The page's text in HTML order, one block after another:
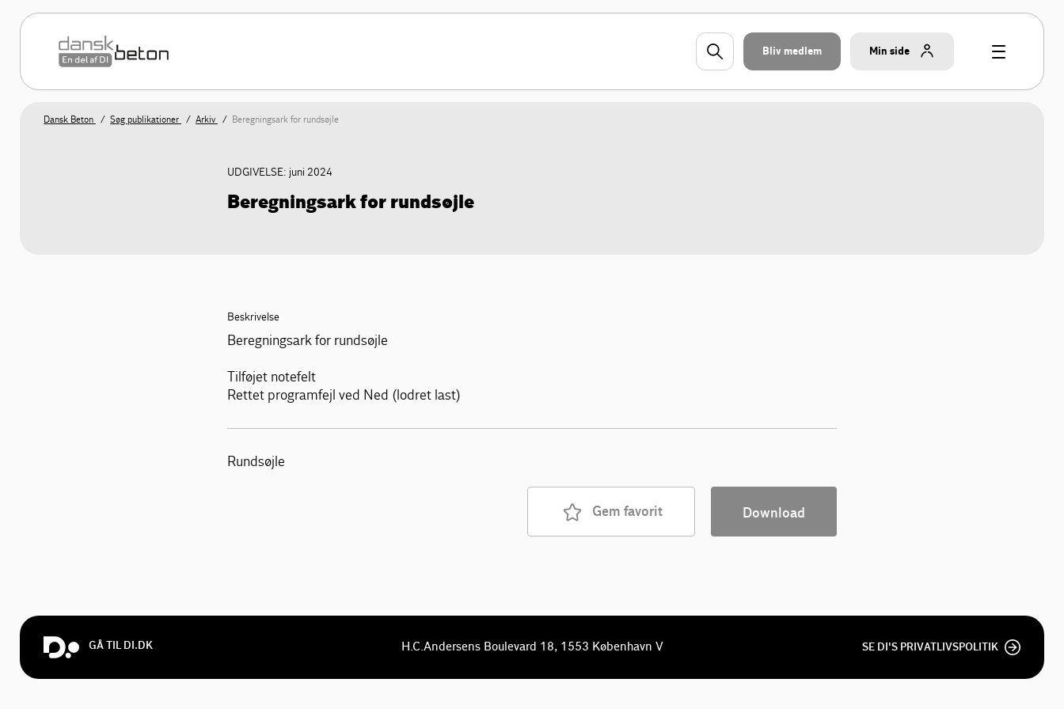
Bliv medlem Min side
Dansk Beton Søg publikationer Arkiv Beregningsark for rundsøjle
UDGIVELSE: juni 2024
Beregningsark for rundsøjle
Beskrivelse
Beregningsark for rundsøjle
Tilføjet notefelt
Rettet programfejl ved Ned (lodret last)
Rundsøjle
Gem favorit Download
GÅ TIL DI.DK H.C.Andersens Boulevard 18, 1553 København V SE DI'S PRIVATLIVSPOLITIK